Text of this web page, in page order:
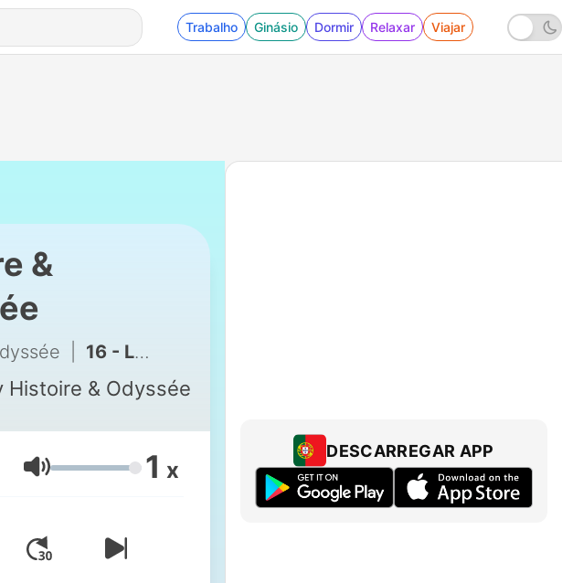
Trabalho Ginásio Dormir Relaxar Viajar
&
16 - La Belgique médiévale (l'État bourguignon) & la Guerre de Cent Ans
Histoire & Odyssée
Volume 1 x
DESCARREGAR APP